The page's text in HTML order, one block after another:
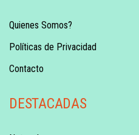
Quienes Somos?
Políticas de Privacidad
Contacto
DESTACADAS